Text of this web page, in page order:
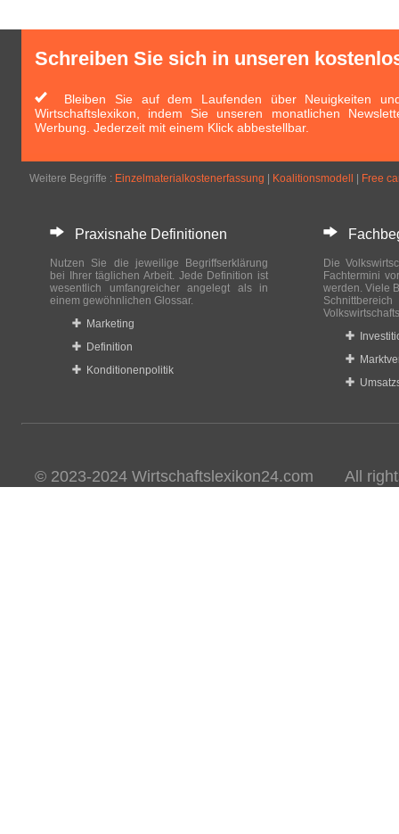
Schreiben Sie sich in unseren
Bleiben Sie auf dem Laufenden über Neuigkeiten
Wirtschaftslexikon, indem Sie unseren monatlichen
Werbung. Jederzeit mit einem Klick abbestellbar.
Weitere Begriffe : Einzelmaterialkostenerfassung Koalitionsmodell Free
Praxisnahe Definitionen
Nutzen Sie die jeweilige Begriffserklärung
bei Ihrer täglichen Arbeit. Jede Definition ist
wesentlich umfangreicher angelegt als in
einem gewöhnlichen Glossar.
Marketing
Definition
Konditionenpolitik
Die
Fachtermini
werden. Viele
© 2023-2024 Wirtschaftslexikon24.com All